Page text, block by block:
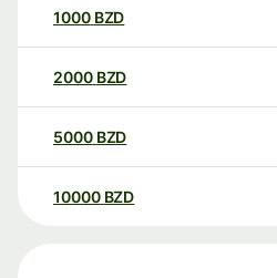
1000 BZD
2000 BZD
5000 BZD
10000 BZD